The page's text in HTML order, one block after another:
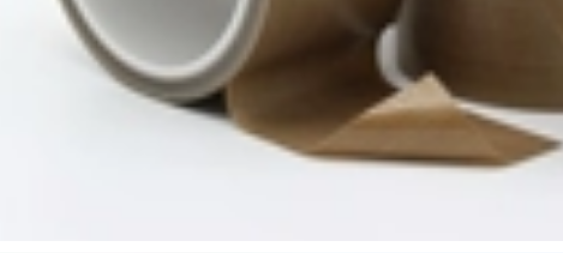
mặt cố định chắc
chắn băng dính vải
Băng keo hai mặt
3M Bọt keo dán
tường Dán tường
Siêu dính Keo dán
tường Keo dán liền
mạch Chất kết dính
mạnh Bọt biển dính